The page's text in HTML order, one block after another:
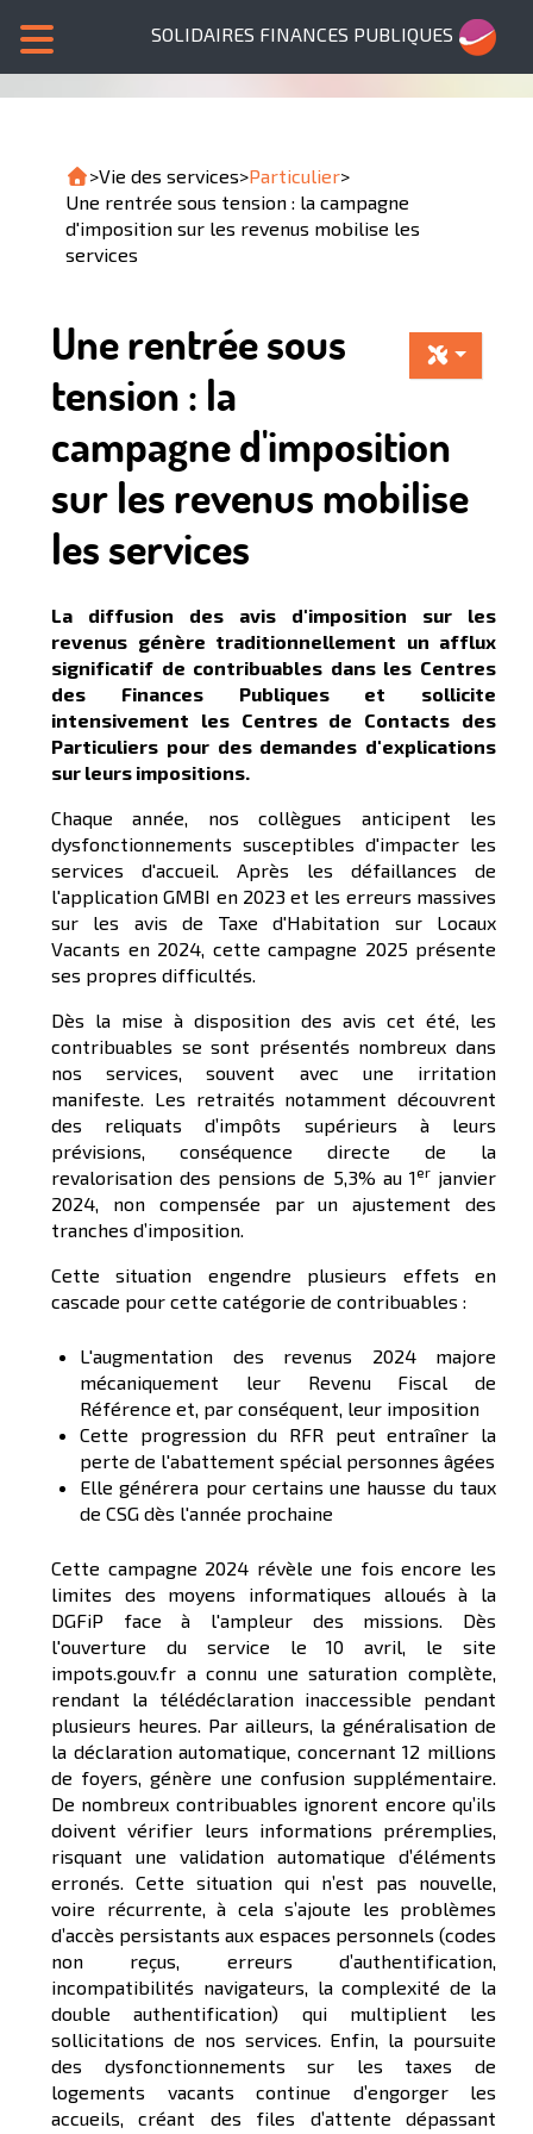
SOLIDAIRES FINANCES PUBLIQUES
>Vie des services>Particulier>
Une rentrée sous tension : la campagne
d'imposition sur les revenus mobilise les
services
Une rentrée sous
tension : la
campagne d'imposition
sur les revenus mobilise
les services
La diffusion des avis d'imposition sur les
revenus génère traditionnellement un afflux
significatif de contribuables dans les Centres
des Finances Publiques et sollicite
intensivement les Centres de Contacts des
Particuliers pour des demandes d'explications
sur leurs impositions.
Chaque année, nos collègues anticipent les
dysfonctionnements susceptibles d'impacter les
services d'accueil. Après les défaillances de
l'application GMBI en 2023 et les erreurs massives
sur les avis de Taxe d'Habitation sur Locaux
Vacants en 2024, cette campagne 2025 présente
ses propres difficultés.
Dès la mise à disposition des avis cet été, les
contribuables se sont présentés nombreux dans
nos services, souvent avec une irritation
manifeste. Les retraités notamment découvrent
des reliquats d’impôts supérieurs à leurs
prévisions, conséquence directe de la
revalorisation des pensions de 5,3% au 1erjanvier
2024, non compensée par un ajustement des
tranches d’imposition.
Cette situation engendre plusieurs effets en
cascade pour cette catégorie de contribuables :
L'augmentation des revenus 2024 majore
mécaniquement leur Revenu Fiscal de
Référence et, par conséquent, leur imposition
Cette progression du RFR peut entraîner la
perte de l'abattement spécial personnes âgées
Elle générera pour certains une hausse du taux
de CSG dès l'année prochaine
Cette campagne 2024 révèle une fois encore les
limites des moyens informatiques alloués à la
DGFiP face à l'ampleur des missions. Dès
l'ouverture du service le 10 avril, le site
impots.gouv.fr a connu une saturation complète,
rendant la télédéclaration inaccessible pendant
plusieurs heures. Par ailleurs, la généralisation de
la déclaration automatique, concernant 12 millions
de foyers, génère une confusion supplémentaire.
De nombreux contribuables ignorent encore qu’ils
doivent vérifier leurs informations préremplies,
risquant une validation automatique d’éléments
erronés. Cette situation qui n’est pas nouvelle,
voire récurrente, à cela s’ajoute les problèmes
d’accès persistants aux espaces personnels (codes
non reçus, erreurs d’authentification,
incompatibilités navigateurs, la complexité de la
double authentification) qui multiplient les
sollicitations de nos services. Enfin, la poursuite
des dysfonctionnements sur les taxes de
logements vacants continue d’engorger les
accueils, créant des files d’attente dépassant